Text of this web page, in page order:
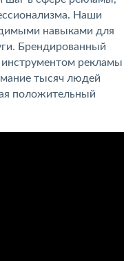
Наши
навыками для
Брендированный
рекламы
тысяч людей
положительный